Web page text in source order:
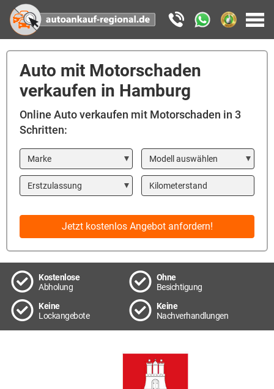
Auto mit Motorschaden
verkaufen in Hamburg
Online Auto verkaufen mit Motorschaden in 3
Schritten:
Marke Modell
Year Kilometerstand
Jetzt kostenlos Angebot anfordern!
Kostenlose
Abholung
Ohne
Besichtigung
Keine
Lockangebote
Keine
Nachverhandlungen